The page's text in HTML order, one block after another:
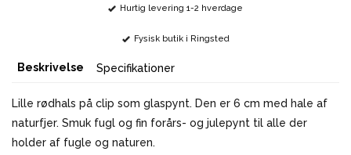
Hurtig levering 1-2 hverdage
Fysisk butik i Ringsted
Beskrivelse Specifikationer
Lille rødhals på clip som glaspynt. Den er 6 cm med hale af
naturfjer. Smuk fugl og fin forårs- og julepynt til alle der
holder af fugle og naturen.